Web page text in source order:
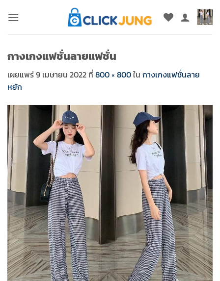
กางเกงแฟชั่นลายแฟชั่น
เผยแพร่9 เมษายน 2022 ที่ 800 × 800ใน กางเกงแฟชั่นลาย
หยัก